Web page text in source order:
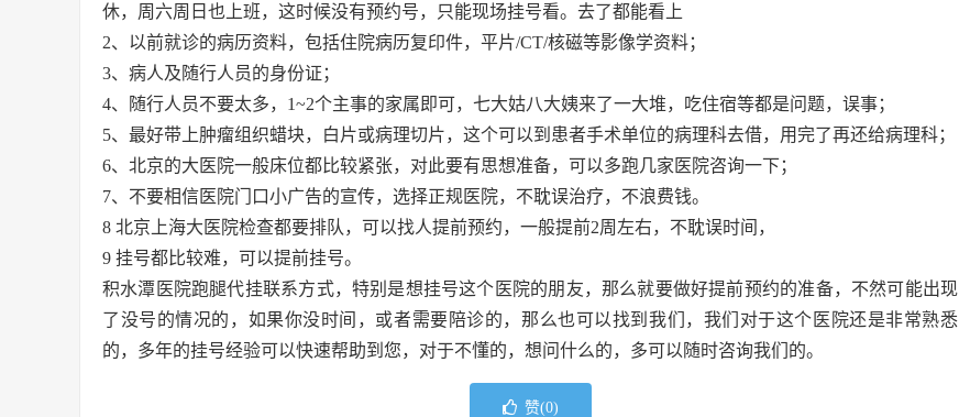
休，周六周日也上班，这时候没有预约号，只能现场挂号看。去了都能看上
2、以前就诊的病历资料，包括住院病历复印件，平片/CT/核磁等影像学资料；
3、病人及随行人员的身份证；
4、随行人员不要太多，1~2个主事的家属即可，七大姑八大姨来了一大堆，吃住宿等都是问题，误事；
5、最好带上肿瘤组织蜡块，白片或病理切片，这个可以到患者手术单位的病理科去借，用完了再还给病理科；
6、北京的大医院一般床位都比较紧张，对此要有思想准备，可以多跑几家医院咨询一下；
7、不要相信医院门口小广告的宣传，选择正规医院，不耽误治疗，不浪费钱。
8 北京上海大医院检查都要排队，可以找人提前预约，一般提前2周左右，不耽误时间，
9 挂号都比较难，可以提前挂号。
积水潭医院跑腿代挂联系方式，特别是想挂号这个医院的朋友，那么就要做好提前预约的准备，不然可能出现
了没号的情况的，如果你没时间，或者需要陪诊的，那么也可以找到我们，我们对于这个医院还是非常熟悉
的，多年的挂号经验可以快速帮助到您，对于不懂的，想问什么的，多可以随时咨询我们的。
赞(0)